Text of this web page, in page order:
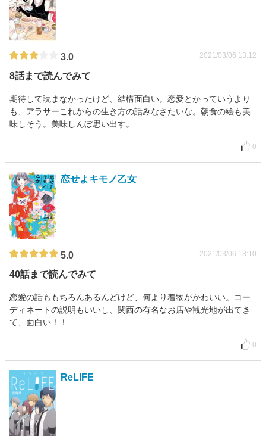
3.0 2021/03/06 13:12
8話まで読んでみて
期待して読まなかったけど、結構面白い。恋愛とかっていうより
も、アラサーこれからの生き方の話みなさたいな。朝食の絵も美
味しそう。美味しんぼ思い出す。
0
恋せよキモノ乙女
5.0 2021/03/06 13:10
40話まで読んでみて
恋愛の話ももちろんあるんどけど、何より着物がかわいい。コー
ディネートの説明もいいし、関西の有名なお店や観光地が出てき
て、面白い！！
0
ReLIFE